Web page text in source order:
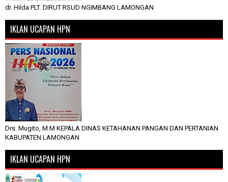
dr. Hilda PLT. DIRUT RSUD NGIMBANG LAMONGAN
IKLAN UCAPAN HPN
Drs. Mugito, M.M KEPALA DINAS KETAHANAN PANGAN DAN PERTANIAN
KABUPATEN LAMONGAN
IKLAN UCAPAN HPN